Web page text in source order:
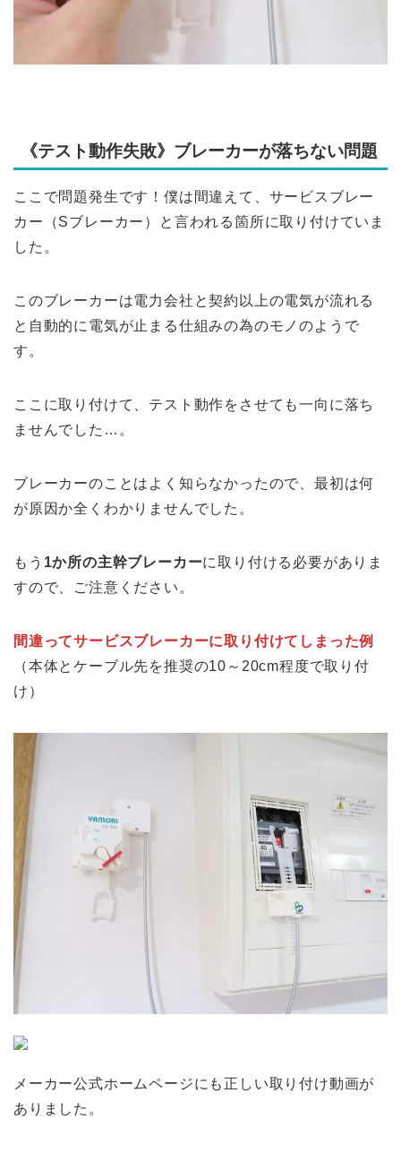
《テスト動作失敗》ブレーカーが落ちない問題
ここで問題発生です！僕は間違えて、サービスブレー
カー（Sブレーカー）と言われる箇所に取り付けていま
した。
このブレーカーは電力会社と契約以上の電気が流れる
と自動的に電気が止まる仕組みの為のモノのようで
す。
ここに取り付けて、テスト動作をさせても一向に落ち
ませんでした…。
ブレーカーのことはよく知らなかったので、最初は何
が原因か全くわかりませんでした。
もう 1か所の主幹ブレーカーに取り付ける必要がありま
すので、ご注意ください。
間違ってサービスブレーカーに取り付けてしまった例
（本体とケーブル先を推奨の10～20cm程度で取り付
け）
メーカー公式ホームページにも正しい取り付け動画が
ありました。